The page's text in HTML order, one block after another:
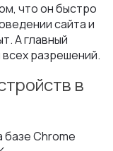
что он быстро
сайта и
А главный
разрешений.
в
базе Chrome